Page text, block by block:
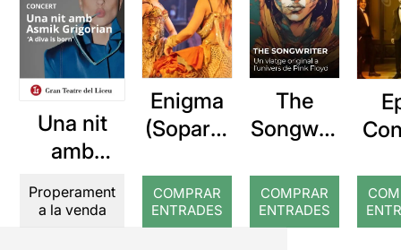
Una nit
amb
Grigorian
Properament
a la venda
Enigma
(Sopar +
cle)
COMPRAR
ENTRADES
The
Songwrit
viatge
original
COMPRAR
ENTRADES